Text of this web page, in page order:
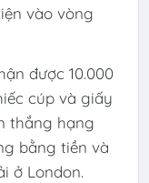
vào vòng
được 10.000
cúp và giấy
thắng hạng
bằng tiền và
ở London.